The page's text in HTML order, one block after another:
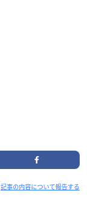
記事の内容について報告する